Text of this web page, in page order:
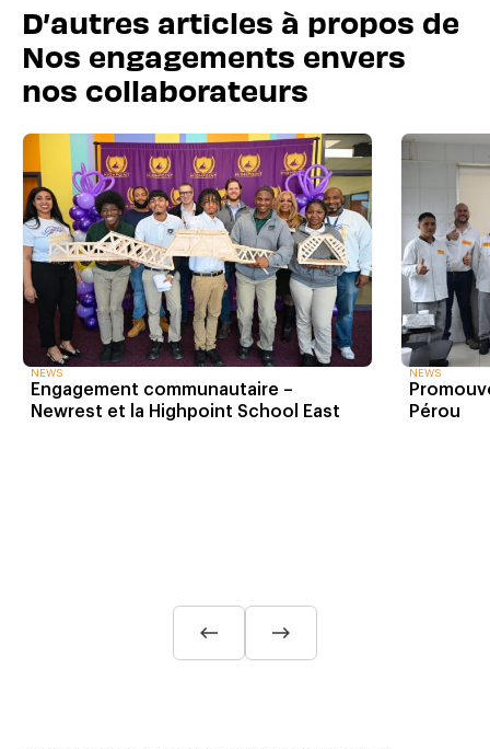
D’autres articles à propos de
Nos engagements envers
nos collaborateurs
NEWS
Engagement communautaire –
Newrest et la Highpoint School East
NEWS
Pérou